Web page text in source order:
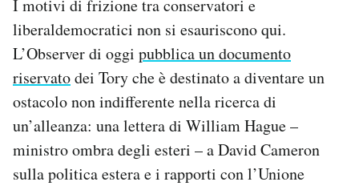
I motivi di frizione tra conservatori e
liberaldemocratici non si esauriscono qui.
L’Observer di oggi pubblica un documento
riservatodei Tory che è destinato a diventare un
ostacolo non indifferente nella ricerca di
un’alleanza: una lettera di William Hague –
ministro ombra degli esteri – a David Cameron
sulla politica estera e i rapporti con l’Unione